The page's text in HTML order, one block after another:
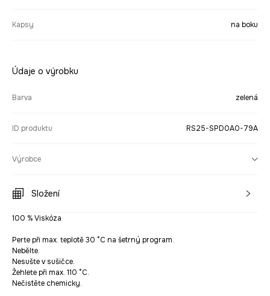
Kapsy na boku
Údaje o výrobku
Barva zelená
ID produktu RS25-SPD0A0-79A
Výrobce
Složení
100 % Viskóza
Perte při max. teplotě 30 °C na šetrný program.
Nebělte.
Nesušte v sušičce.
Žehlete při max. 110 °C.
Nečistěte chemicky.